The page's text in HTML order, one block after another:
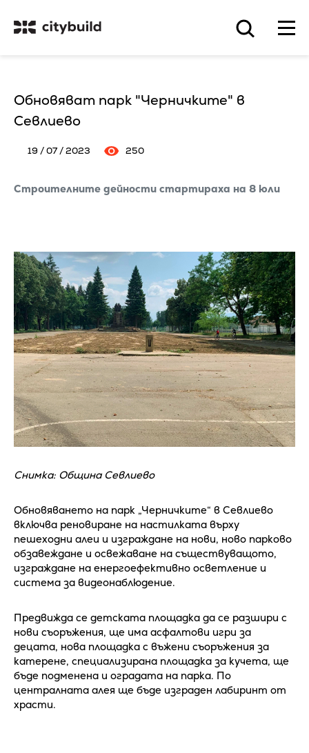
Обновяват парк "Черничките" в
Севлиево
19 / 07 / 2023 250
Строителните дейности стартираха на 8 юли
Снимка: Община Севлиево
Обновяването на парк „Черничките“ в Севлиево
включва реновиране на настилката върху
пешеходни алеи и изграждане на нови, ново парково
обзавеждане и освежаване на съществуващото,
изграждане на енергоефективно осветление и
система за видеонаблюдение.
Предвижда се детската площадка да се разшири с
нови съоръжения, ще има асфалтови игри за
децата, нова площадка с въжени съоръжения за
катерене, специализирана площадка за кучета, ще
бъде подменена и оградата на парка. По
централната алея ще бъде изграден лабиринт от
храсти.